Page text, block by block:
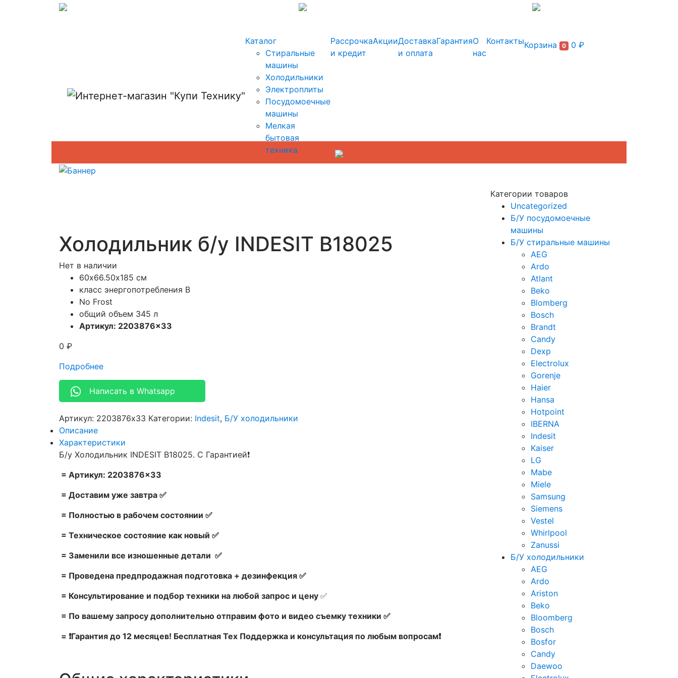
Каталог
Стиральные
машины
Холодильники
Электроплиты
Посудомоечные
машины
Мелкая
бытовая
техника
Рассрочка
и кредит
АкцииДоставка
и оплата
ГарантияО
нас
КонтактыКорзина 0 0 ₽
Холодильник б/у INDESIT B18025
Нет в наличии
60х66.50х185 см
класс энергопотребления В
No Frost
общий объем 345 л
Артикул: 2203876×33
0 ₽
Подробнее
Написать в Whatsapp
Артикул: 2203876x33 Категории: Indesit, Б/У холодильники
Описание
Характеристики
Б/у Холодильник INDESIT B18025. С Гарантией❗
= Артикул: 2203876×33
= Доставим уже завтра ✅
= Полностью в рабочем состоянии ✅
= Техническое состояние как новый ✅
= Заменили все изношенные детали ✅
= Проведена предпродажная подготовка + дезинфекция ✅
= Консультирование и подбор техники на любой запрос и цену ✅
= По вашему запросу дополнительно отправим фото и видео съемку техники ✅
= ❗Гарантия до 12 месяцев! Бесплатная Тех Поддержка и консультация по любым вопросам❗
Категории товаров
Uncategorized
Б/У посудомоечные
машины
Б/У стиральные машины
AEG
Ardo
Atlant
Beko
Blomberg
Bosch
Brandt
Candy
Dexp
Electrolux
Gorenje
Haier
Hansa
Hotpoint
IBERNA
Indesit
Kaiser
LG
Mabe
Miele
Samsung
Siemens
Vestel
Whirlpool
Zanussi
Б/У холодильники
AEG
Ardo
Ariston
Beko
Bloomberg
Bosch
Bosfor
Candy
Daewoo